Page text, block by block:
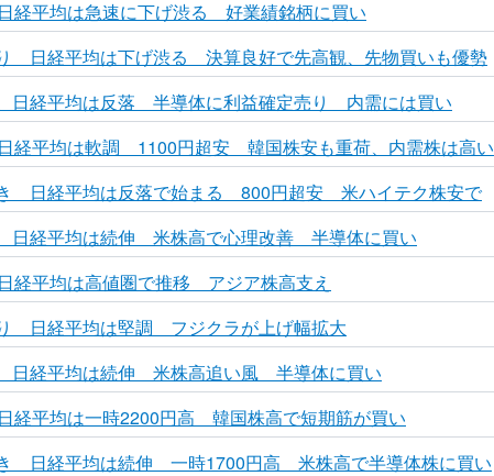
平均は急速に下げ渋る 好業績銘柄に買い
日経平均は下げ渋る 決算良好で先高観、先物買いも優勢
日経平均は反落 半導体に利益確定売り 内需には買い
経平均は軟調 1100円超安 韓国株安も重荷、内需株は高い
日経平均は反落で始まる 800円超安 米ハイテク株安で
経平均は続伸 米株高で心理改善 半導体に買い
平均は高値圏で推移 アジア株高支え
日経平均は堅調 フジクラが上げ幅拡大
経平均は続伸 米株高追い風 半導体に買い
平均は一時2200円高 韓国株高で短期筋が買い
日経平均は続伸 一時1700円高 米株高で半導体株に買い